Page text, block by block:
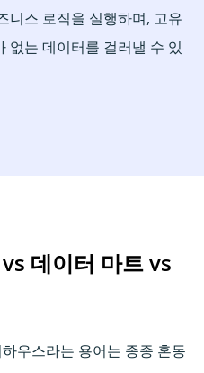
니스 로직을 실행하며, 고유
없는 데이터를 걸러낼 수 있
데이터 마트 vs
우스라는 용어는 종종 혼동